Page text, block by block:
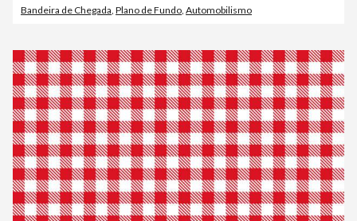
Bandeira de Chegada, Plano de Fundo, Automobilismo